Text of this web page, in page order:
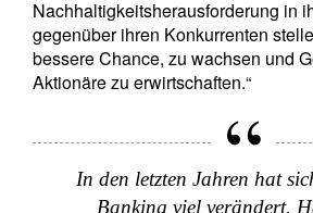
Nachhaltigkeitsherausforderung in
gegenüber ihren Konkurrenten
bessere Chance, zu wachsen und
Aktionäre zu erwirtschaften.“
In den letzten Jahren hat
Banking viel verändert.